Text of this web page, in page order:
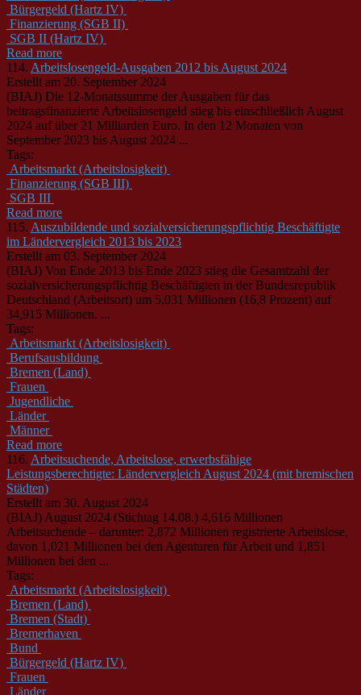
Bürgergeld (Hartz IV)
Finanzierung (SGB II)
SGB II (Hartz IV)
Read more
114. Arbeitslosengeld-Ausgaben 2012 bis August 2024
Erstellt am 20. September 2024
(BIAJ) Die 12-Monatssumme der Ausgaben für das
beitragsfinanzierte Arbeitslosengeld stieg bis einschließlich August
2024 auf über 21 Milliarden Euro. In den 12 Monaten von
September 2023 bis August 2024 ...
Tags:
Arbeitsmarkt (Arbeitslosigkeit)
Finanzierung (SGB III)
SGB III
Read more
115. Auszubildende und sozialversicherungspflichtig Beschäftigte
im Ländervergleich 2013 bis 2023
Erstellt am 03. September 2024
(BIAJ) Von Ende 2013 bis Ende 2023 stieg die Gesamtzahl der
sozialversicherungspflichtig Beschäftigten in der Bundesrepublik
Deutschland (Arbeitsort) um 5,031 Millionen (16,8 Prozent) auf
34,915 Millionen. ...
Tags:
Arbeitsmarkt (Arbeitslosigkeit)
Berufsausbildung
Bremen (Land)
Frauen
Jugendliche
Länder
Männer
Read more
116. Arbeitsuchende, Arbeitslose, erwerbsfähige
Leistungsberechtigte: Ländervergleich August 2024 (mit bremischen
Städten)
Erstellt am 30. August 2024
(BIAJ) August 2024 (Stichtag 14.08.) 4,616 Millionen
Arbeitsuchende – darunter: 2,872 Millionen registrierte Arbeitslose,
davon 1,021 Millionen bei den Agenturen für Arbeit und 1,851
Millionen bei den ...
Tags:
Arbeitsmarkt (Arbeitslosigkeit)
Bremen (Land)
Bremen (Stadt)
Bremerhaven
Bund
Bürgergeld (Hartz IV)
Frauen
Länder